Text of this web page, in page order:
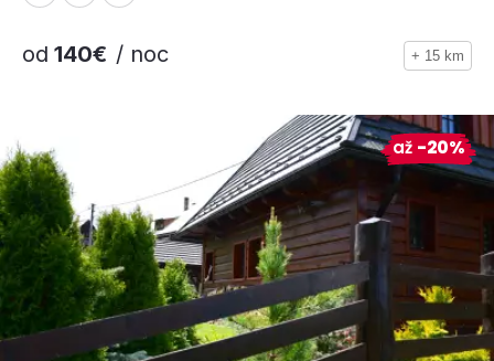
od 140€ / noc + 15 km
až -20%